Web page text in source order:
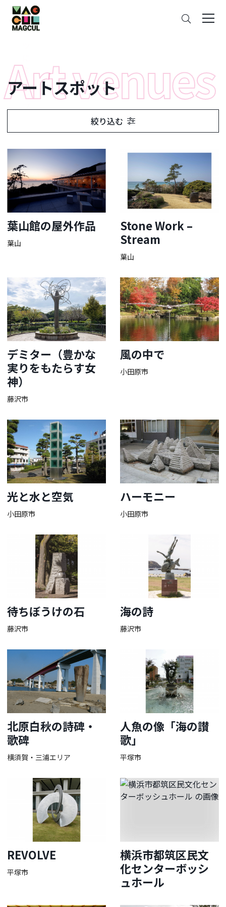
ン
テ
ン
ス
キ
ッ
プ
アートスポット
絞り込む
葉山館の屋外作品
葉山
Stone Work –
Stream
葉山
デミター（豊かな
実りをもたらす女
神）
藤沢市
風の中で
小田原市
光と水と空気
小田原市
ハーモニー
小田原市
待ちぼうけの石
藤沢市
海の詩
藤沢市
北原白秋の詩碑・
歌碑
横須賀・三浦エリア
人魚の像「海の讃
歌」
平塚市
REVOLVE
平塚市
横浜市都筑区民文
化センターボッシ
ュホール